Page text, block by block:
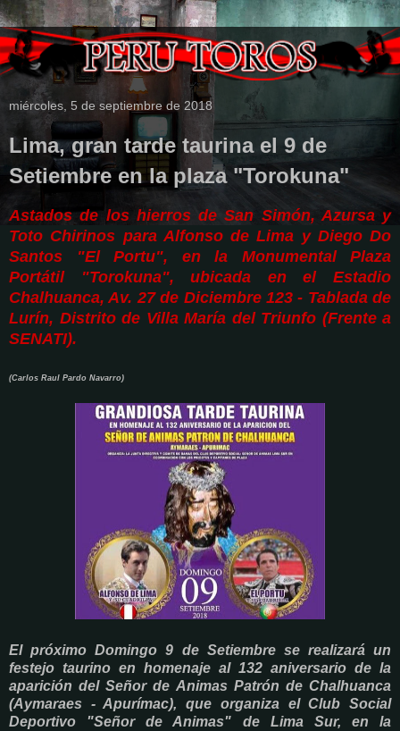
miércoles, 5 de septiembre de 2018
Lima, gran tarde taurina el 9 de
Setiembre en la plaza "Torokuna"
Astados de los hierros de San Simón, Azursa y
Toto Chirinos para Alfonso de Lima y Diego Do
Santos "El Portu", en la Monumental Plaza
Portátil "Torokuna", ubicada en el Estadio
Chalhuanca, Av. 27 de Diciembre 123 - Tablada de
Lurín, Distrito de Villa María del Triunfo (Frente a
SENATI).
(Carlos Raul Pardo Navarro)
El próximo Domingo 9 de Setiembre se realizará un
festejo taurino en homenaje al 132 aniversario de la
aparición del Señor de Animas Patrón de Chalhuanca
(Aymaraes - Apurímac), que organiza el Club Social
Deportivo "Señor de Animas" de Lima Sur, en la